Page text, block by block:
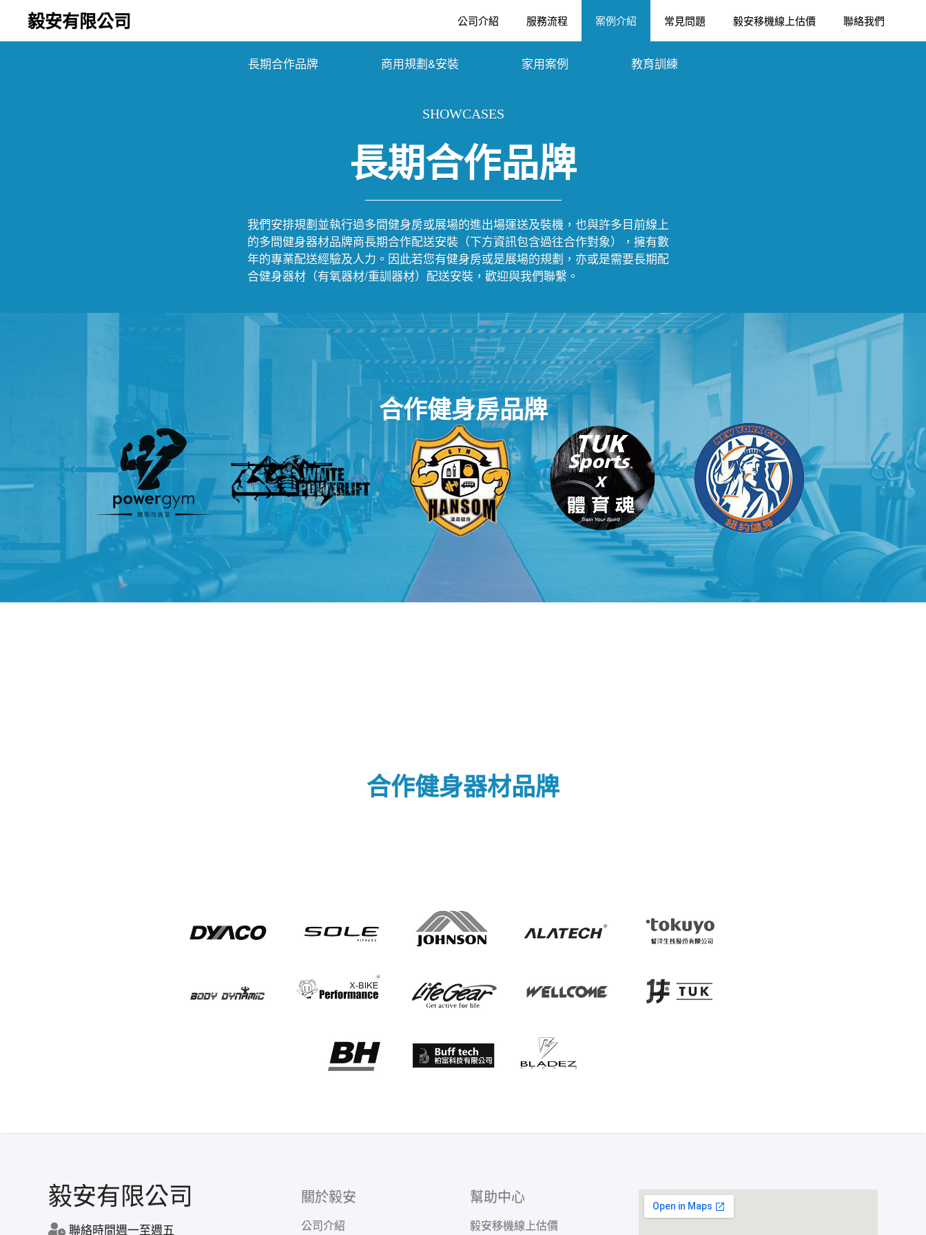
毅安有限公司 公司介紹 服務流程 案例介紹 常見問題 毅安移機線上估價 聯絡我們
長期合作品牌 商用規劃&安裝 家用案例 教育訓練
SHOWCASES
長期合作品牌
我們安排規劃並執行過多間健身房或展場的進出場運送及裝機，也與許多目前線上
的多間健身器材品牌商長期合作配送安裝（下方資訊包含過往合作對象），擁有數
年的專業配送經驗及人力。因此若您有健身房或是展場的規劃，亦或是需要長期配
合健身器材（有氧器材/重訓器材）配送安裝，歡迎與我們聯繫。
合作健身房品牌
合作健身器材品牌
毅安有限公司
聯絡時間週一至週五
關於毅安
公司介紹
幫助中心
毅安移機線上估價